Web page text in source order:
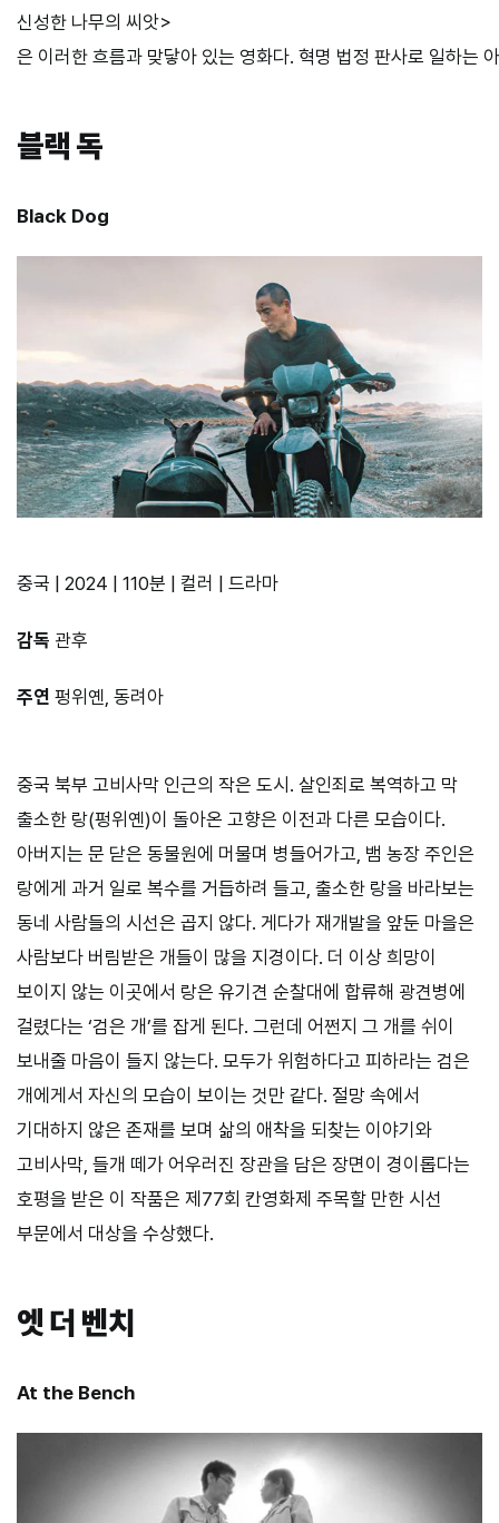
신성한 나무의 씨앗>
은 이러한 흐름과 맞닿아 있는 영화다. 혁명 법정 판사로 일하는
블랙 독
Black Dog
중국 | 2024 | 110분 | 컬러 | 드라마
감독 관후
주연 펑위옌, 동려아
중국 북부 고비사막 인근의 작은 도시. 살인죄로 복역하고 막
출소한 랑(펑위옌)이 돌아온 고향은 이전과 다른 모습이다.
아버지는 문 닫은 동물원에 머물며 병들어가고, 뱀 농장 주인은
랑에게 과거 일로 복수를 거듭하려 들고, 출소한 랑을 바라보는
동네 사람들의 시선은 곱지 않다. 게다가 재개발을 앞둔 마을은
사람보다 버림받은 개들이 많을 지경이다. 더 이상 희망이
보이지 않는 이곳에서 랑은 유기견 순찰대에 합류해 광견병에
걸렸다는 ‘검은 개’를 잡게 된다. 그런데 어쩐지 그 개를 쉬이
보내줄 마음이 들지 않는다. 모두가 위험하다고 피하라는 검은
개에게서 자신의 모습이 보이는 것만 같다. 절망 속에서
기대하지 않은 존재를 보며 삶의 애착을 되찾는 이야기와
고비사막, 들개 떼가 어우러진 장관을 담은 장면이 경이롭다는
호평을 받은 이 작품은 제77회 칸영화제 주목할 만한 시선
부문에서 대상을 수상했다.
엣 더 벤치
At the Bench